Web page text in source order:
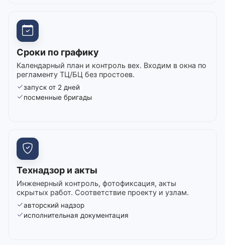
Сроки по графику
Календарный план и контроль вех. Входим в окна по
регламенту ТЦ/БЦ без простоев.
запуск от 2 дней
посменные бригады
Технадзор и акты
Инженерный контроль, фотофиксация, акты
скрытых работ. Соответствие проекту и узлам.
авторский надзор
исполнительная документация